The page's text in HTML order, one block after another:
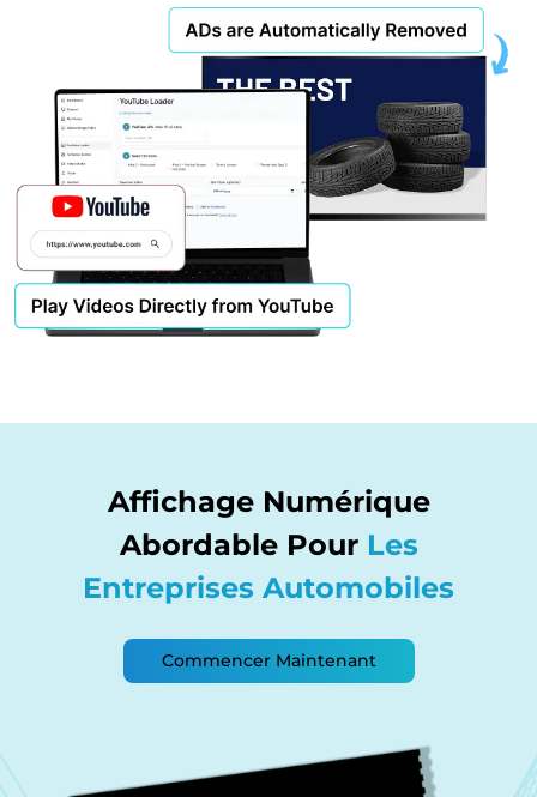
Affichage Numérique
Abordable Pour Les
Entreprises Automobiles
Commencer Maintenant